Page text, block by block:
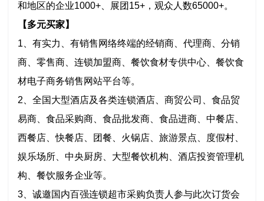
和地区的企业1000+、展团15+，观众人数65000+。
【多元买家】
1、有实力、有销售网络终端的经销商、代理商、分销
商、零售商、连锁加盟商、餐饮食材专供中心、餐饮食
材电子商务销售网站平台等。
2、全国大型酒店及各类连锁酒店、商贸公司、食品贸
易商、食品采购商、食品批发商、食品进商、中餐店、
西餐店、快餐店、团餐、火锅店、旅游景点、度假村、
娱乐场所、中央厨房、大型餐饮机构、酒店投资管理机
构、餐饮服务企业等。
3、诚邀国内百强连锁超市采购负责人参与此次订货会